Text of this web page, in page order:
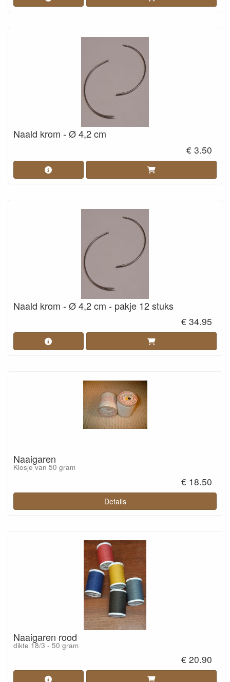
Naald krom - Ø 4,2 cm
€ 3.50
Naald krom - Ø 4,2 cm - pakje 12 stuks
€ 34.95
Naaigaren
Klosje van 50 gram
€ 18.50
Details
Naaigaren rood
dikte 18/3 - 50 gram
€ 20.90